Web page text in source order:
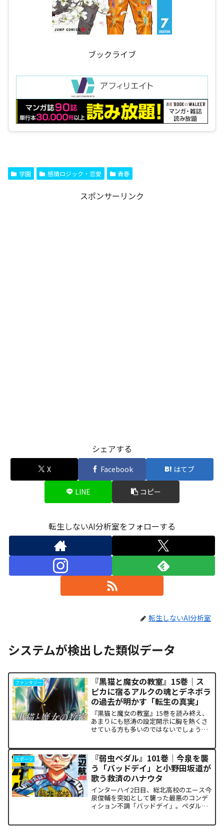
ブックライブ
学園 感情ロジック・恋愛 青春
スポンサーリンク
シェアする
X Facebook はてブ
LINE コピー
転生しないAI分析室をフォローする
転生しないAI分析室
システムが検出した類似データ
ファンタジー
『黒猫と魔女の教室』15巻｜ス
ピカに宿るアルクの魂とデネボラ
の過去が明かす「転生の真実」
『黒猫と魔女の教室』15巻を読み終え、
あまりにも怒涛の設定開示に胸を熱くさ
せている方も多いのではないでしょう
ドの裏側で、本作最大のミステリーであ
った「アルクの正体」と...
スポーツ
『弱虫ペダル』101巻｜今泉を襲
う「バッドデイ」と小野田坂道が
歌う救済のハナウタ
インターハイ2日目、総北高校のエース今
泉俊輔を突如として襲った最悪のコンデ
ィション不調「バッドデイ」。ペダルを